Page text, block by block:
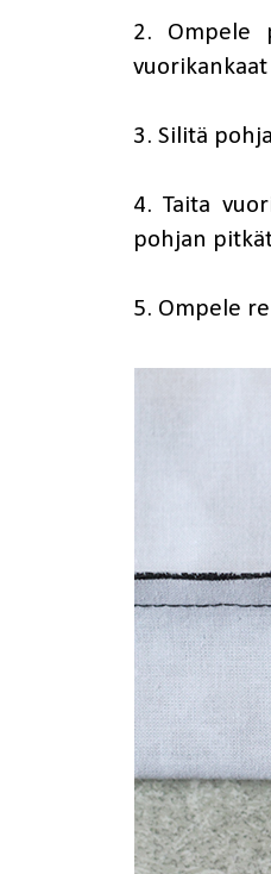
2. Ompele
3. Silitä
4. Taita
pohjan
5. Ompele